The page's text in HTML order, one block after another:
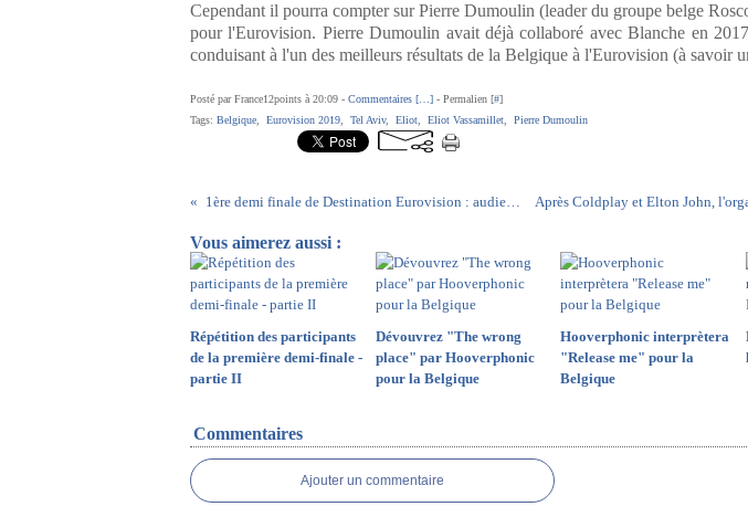
Cependant il pourra compter sur Pierre Dumoulin (leader du groupe belge
pour l'Eurovision. Pierre Dumoulin avait déjà collaboré avec Blanche en
conduisant à l'un des meilleurs résultats de la Belgique à l'Eurovision (à savoir
Posté par France12points à 20:09 - Commentaires [ ] - Permalien [#]
Tags: Belgique Eurovision 2019 Tel Aviv, Eliot Eliot Vassamillet Pierre Dumoulin
1ère demi finale de Destination Eurovision : audience, réseaux sociaux... tous les chiffres
Vous aimerez aussi :
Répétition des participants
de la première demi-finale -
partie II
Dévouvrez "The wrong
place" par Hooverphonic
pour la Belgique
Hooverphonic interprètera
"Release me" pour la
Belgique
Commentaires
Ajouter un commentaire